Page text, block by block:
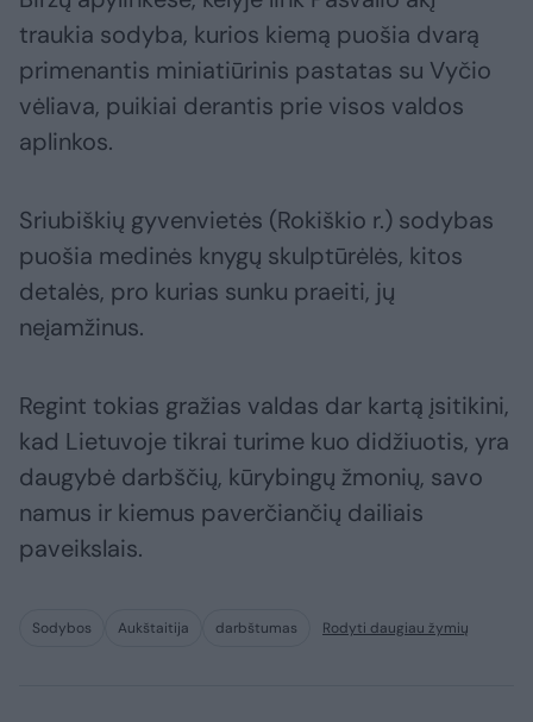
traukia sodyba, kurios kiemą puošia dvarą
primenantis miniatiūrinis pastatas su Vyčio
vėliava, puikiai derantis prie visos valdos
aplinkos.
Sriubiškių gyvenvietės (Rokiškio r.) sodybas
puošia medinės knygų skulptūrėlės, kitos
detalės, pro kurias sunku praeiti, jų
neįamžinus.
Regint tokias gražias valdas dar kartą įsitikini,
kad Lietuvoje tikrai turime kuo didžiuotis, yra
daugybė darbščių, kūrybingų žmonių, savo
namus ir kiemus paverčiančių dailiais
paveikslais.
Sodybos Aukštaitija darbštumas Rodyti daugiau žymių